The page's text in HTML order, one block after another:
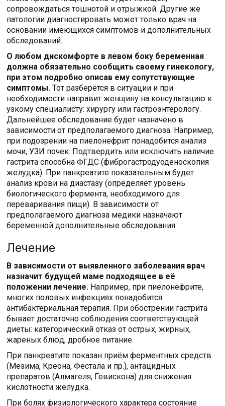
сопровождаться тошнотой и отрыжкой. Другие же
патологии диагностировать может только врач на
основании имеющихся симптомов и дополнительных
обследований.
О любом дискомфорте в левом боку беременная
должна обязательно сообщить своему гинекологу,
при этом подробно описав ему сопутствующие
симптомы. Тот разберётся в ситуации и при
необходимости направит женщину на консультацию к
узкому специалисту: хирургу или гастроэнтерологу.
Дальнейшее обследование будет назначено в
зависимости от предполагаемого диагноза. Например,
при подозрении на пиелонефрит понадобится анализ
мочи, УЗИ почек. Подтвердить или исключить наличие
гастрита способна ФГДС (фиброгастродуоденоскопия
желудка). При панкреатите показательным будет
анализ крови на диастазу (определяет уровень
биологического фермента, необходимого для
переваривания пищи). В зависимости от
предполагаемого диагноза медики назначают
беременной дополнительные обследования
Лечение
В зависимости от выявленного заболевания врач
назначит будущей маме подходящее в её
положении лечение. Например, при пиелонефрите,
многих половых инфекциях понадобится
антибактериальная терапия. При обострении гастрита
бывает достаточно соблюдения соответствующей
диеты: категорический отказ от острых, жирных,
жареных блюд, дробное питание.
При панкреатите показан приём ферментных средств
(Мезима, Креона, Фестала и пр.), антацидных
препаратов (Алмагеля, Гевискона) для снижения
кислотности желудка.
При болях физиологического характера состояние